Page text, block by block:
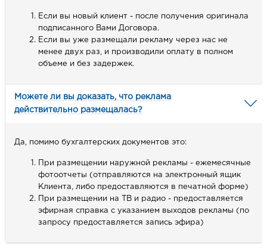
Если вы новый клиент - после получения оригинала
подписанного Вами Договора.
Если вы уже размещали рекламу через нас не
менее двух раз, и производили оплату в полном
объеме и без задержек.
Можете ли вы доказать, что реклама
действительно размещалась?
Да, помимо бухгалтерских документов это:
При размещении наружной рекламы - ежемесячные
фотоотчеты (отправляются на электронный ящик
Клиента, либо предоставляются в печатной форме)
При размещении на ТВ и радио - предоставляется
эфирная справка с указанием выходов рекламы (по
запросу предоставляется запись эфира)